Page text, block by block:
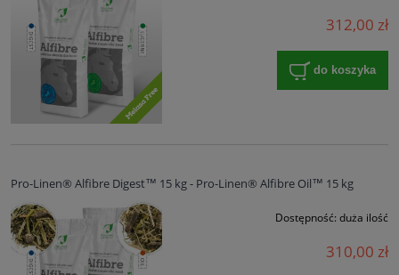
312,00 zł
do koszyka
Pro-Linen® Alfibre Digest™ 15 kg - Pro-Linen® Alfibre Oil™ 15 kg
Dostępność: duża ilość
310,00 zł